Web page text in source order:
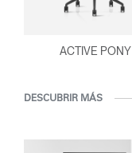
ACTIVE PONY
DESCUBRIR MÁS